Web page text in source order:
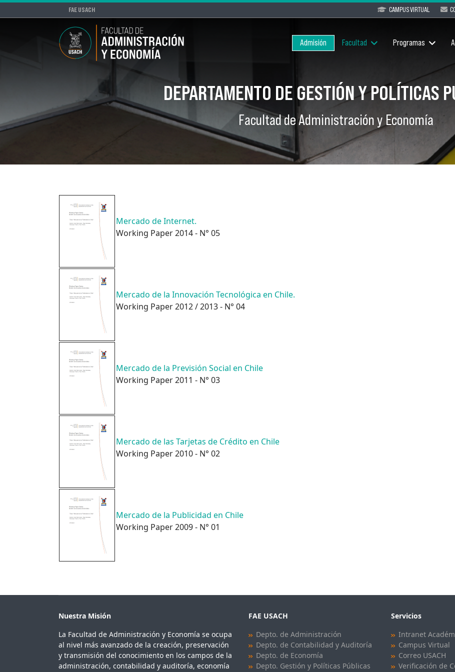
FAE USACH CAMPUS VIRTUAL
Admisión Facultad Programas
DEPARTAMENTO DE GESTIÓN Y POLÍTICAS
Facultad de Administración y Economía
Mercado de Internet.
Working Paper 2014 - N° 05
Mercado de la Innovación Tecnológica en Chile.
Working Paper 2012 / 2013 - N° 04
Mercado de la Previsión Social en Chile
Working Paper 2011 - N° 03
Mercado de las Tarjetas de Crédito en Chile
Working Paper 2010 - N° 02
Mercado de la Publicidad en Chile
Working Paper 2009 - N° 01
Nuestra Misión
La Facultad de Administración y Economía se ocupa
al nivel más avanzado de la creación, preservación
y transmisión del conocimiento en los campos de la
administración, contabilidad y auditoría, economía
FAE USACH
Depto. de Administración
Depto. de Contabilidad y Auditoría
Depto. de Economía
Depto. Gestión y Políticas Públicas
Servicios
Intranet
Campus Virtual
Correo USACH
Verificación de